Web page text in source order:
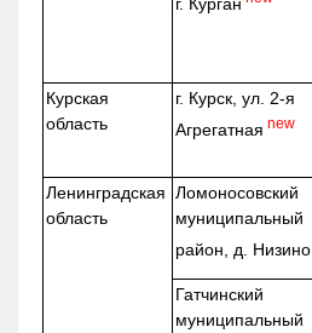
г. Курган
Курская
область
г. Курск, ул. 2-я
Агрегатная new
Ленинградская
область
Ломоносовский
муниципальный
район, д. Низино
Гатчинский
муниципальный